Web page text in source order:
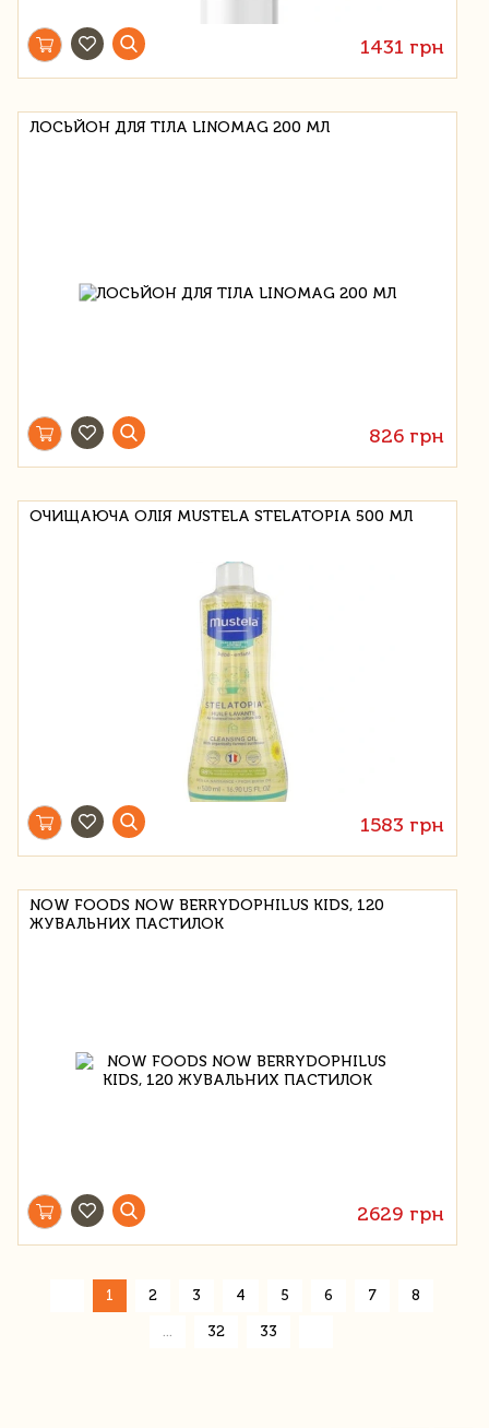
1431 грн
ЛОСЬЙОН ДЛЯ ТІЛА LINOMAG 200 МЛ
826 грн
ОЧИЩАЮЧА ОЛІЯ MUSTELA STELATOPIA 500 МЛ
1583 грн
NOW FOODS NOW BERRYDOPHILUS KIDS, 120
ЖУВАЛЬНИХ ПАСТИЛОК
2629 грн
1 2 3 4 5 6 7 8
32 33